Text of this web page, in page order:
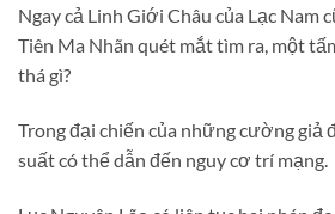
Ngay cả Linh Giới Châu của Lạc Nam
Tiên Ma Nhãn quét mắt tìm ra, một
thá gì?
Trong đại chiến của những cường giả
suất có thể dẫn đến nguy cơ trí mạng.